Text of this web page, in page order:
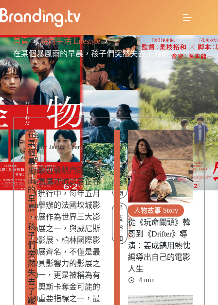
首頁
時尚生活 Lifestyle
在某個暴風雨的早晨，孩子們突然失去了蹤影…
時
尚
生
活
L
i
f
e
s
t
y
l
e
在
某
個
暴
風
雨
的
早
晨
，
孩
子
們
突
然
失
去
了
蹤
E
u
n
ic
e
C
h
e
n
2
0
2
3
-
0
By: Janice Chan
最近最熱門的話題
當屬坎城影展正在
進行中，每年五月
舉辦的法國坎城影
展作為世界三大影
展之一，與威尼斯
影展、柏林國際影
展齊名，不僅是最
具影響力的影展之
一，更是被稱為有
奧斯卡奪金可能的
重要指標之一，最
坎
城
影
展
怪
物
是
枝
裕
和
R
E
L
A
T
E
D
P
O
S
T
S
人物故事 Story
從《玩命關頭》韓
哥到《Drifter》導
演：姜成鎬用熱忱
編導出自己的電影
人生
4 min